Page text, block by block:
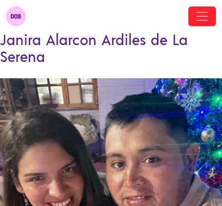
Janira Alarcon Ardiles de La
Serena